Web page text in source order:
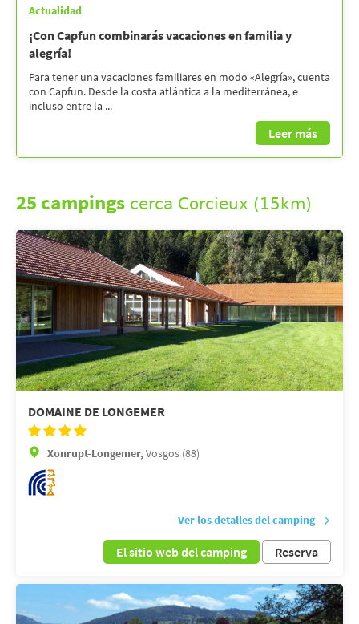
Actualidad
¡Con Capfun combinarás vacaciones en familia y
alegría!
Para tener una vacaciones familiares en modo «Alegría», cuenta
con Capfun. Desde la costa atlántica a la mediterránea, e
incluso entre la ...
Leer más
25 campings cerca Corcieux (15km)
DOMAINE DE LONGEMER
Xonrupt-Longemer,Vosgos (88)
Ver los detalles del camping
El sitio web del camping Reserva